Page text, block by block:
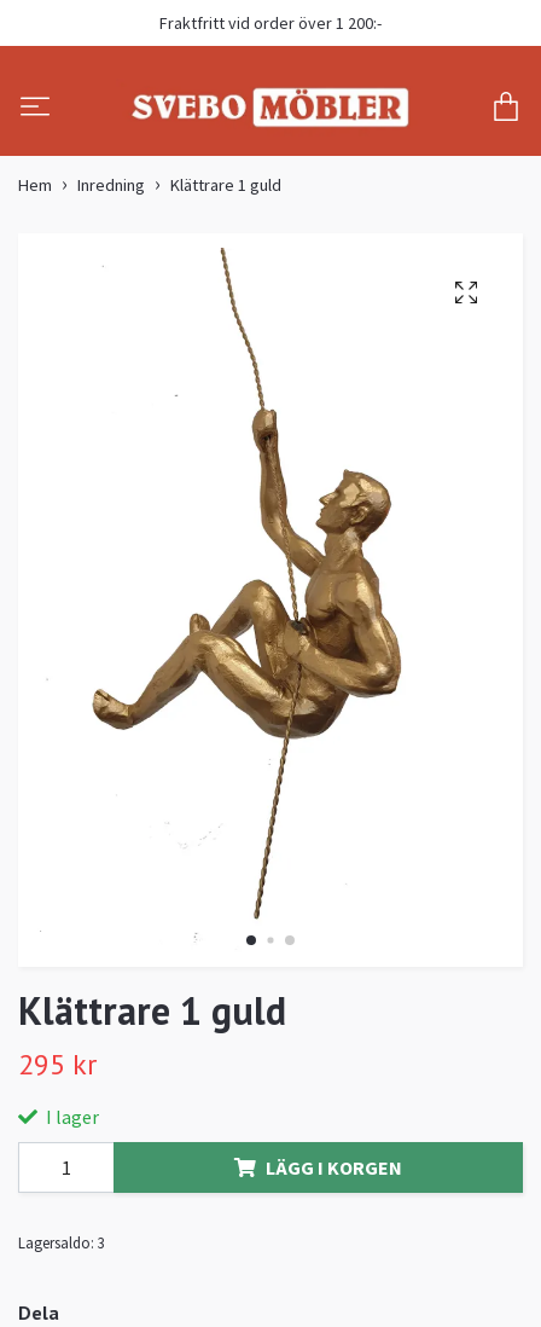
Fraktfritt vid order över 1 200:-
Hem Inredning Klättrare 1 guld
Klättrare 1 guld
295 kr
I lager
LÄGG I KORGEN
Lagersaldo: 3
Dela